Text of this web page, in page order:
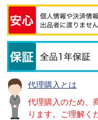
代理購入とは
代理購入のため、
ります。ご理解く